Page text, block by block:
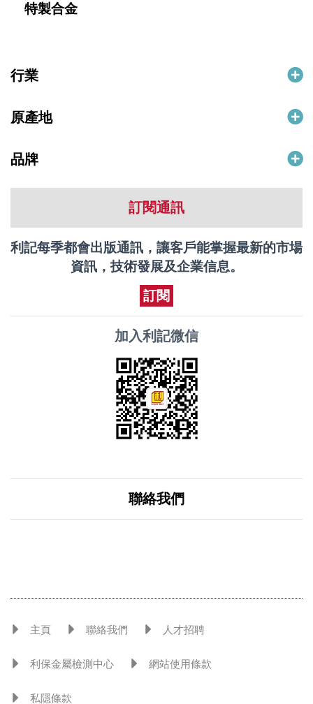
特製合金
行業
原產地
品牌
訂閱通訊
利記每季都會出版通訊，讓客戶能掌握最新的市場
資訊，技術發展及企業信息。
訂閱
加入利記微信
聯絡我們
主頁 聯絡我們 人才招聘
利保金屬檢測中心 網站使用條款
私隱條款